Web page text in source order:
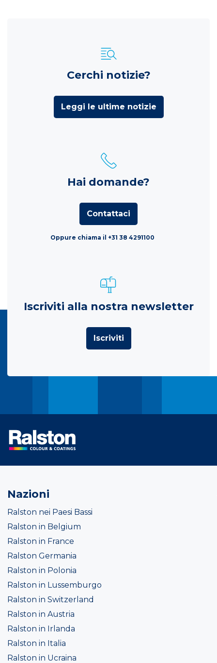
Cerchi notizie?
Leggi le ultime notizie
Hai domande?
Contattaci
Oppure chiama il +31 38 4291100
Iscriviti alla nostra newsletter
Iscriviti
Nazioni
Ralston nei Paesi Bassi
Ralston in Belgium
Ralston in France
Ralston Germania
Ralston in Polonia
Ralston in Lussemburgo
Ralston in Switzerland
Ralston in Austria
Ralston in Irlanda
Ralston in Italia
Ralston in Ucraina